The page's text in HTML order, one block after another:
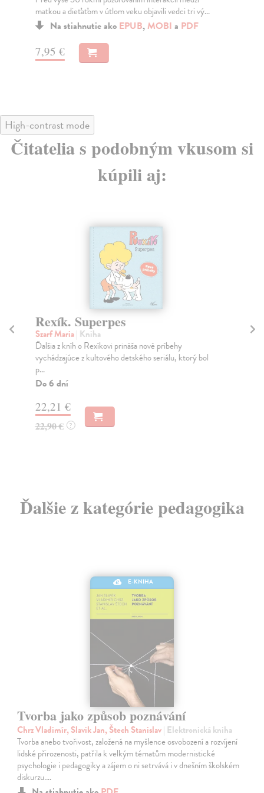
matkou a dieťaťom v útlom veku objavili vedci tri vý...
Na stiahnutie ako EPUB,MOBI a PDF
7,95 €
High-contrast mode
Čitatelia s podobným vkusom si
kúpili aj:
Rexík. Superpes
Szarf Maria| Kniha
Ďalšia z kníh o Rexíkovi prináša nové príbehy
vychádzajúce z kultového detského seriálu, ktorý bol
p...
Do 6 dní
22,21 €
22,90 € ?
Ďalšie z kategórie pedagogika
E-KNIHA
Tvorba jako způsob poznávání
Chrz Vladimír, Slavik Jan, Štech Stanislav| Elektronická kniha
Tvorba anebo tvořivost, založená na myšlence osvobození a rozvíjení
lidské přirozenosti, patřila k velkým tématům modernistické
psychologie i pedagogiky a zájem o ni setrvává i v dnešním školském
diskurzu.…